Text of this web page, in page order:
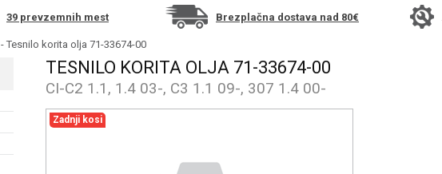
39 prevzemnih mest Brezplačna dostava nad 80€
- Tesnilo korita olja 71-33674-00
TESNILO KORITA OLJA 71-33674-00
CI-C2 1.1, 1.4 03-, C3 1.1 09-, 307 1.4 00-
Zadnji kosi